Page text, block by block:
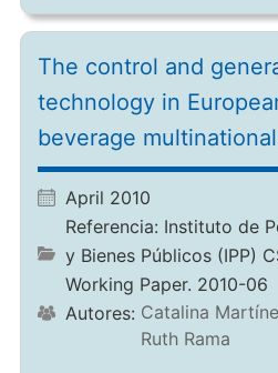
The control and
technology in
beverage
April 2010
Referencia: Instituto de
y Bienes Públicos (IPP)
Working Paper. 2010-06
Autores: Catalina
Ruth Rama